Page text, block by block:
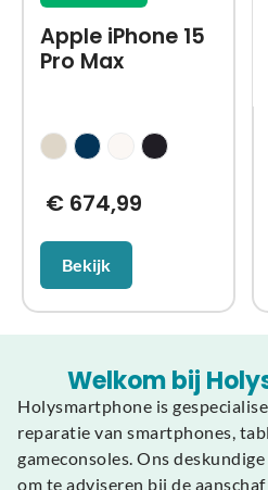
Apple iPhone 15
Pro Max
€674,99
Bekijk
Welkom bij
Holysmartphone is
reparatie van smartphones,
gameconsoles. Ons
om te adviseren bij de aanschaf